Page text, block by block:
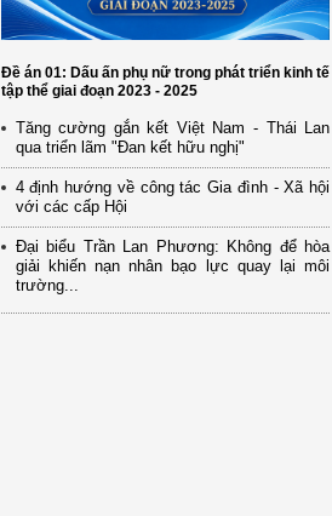
Đề án 01: Dấu ấn phụ nữ trong phát triển kinh tế
tập thể giai đoạn 2023 - 2025
Tăng cường gắn kết Việt Nam - Thái Lan
qua triển lãm "Đan kết hữu nghị"
4 định hướng về công tác Gia đình - Xã hội
với các cấp Hội
Đại biểu Trần Lan Phương: Không để hòa
giải khiến nạn nhân bạo lực quay lại môi
trường...